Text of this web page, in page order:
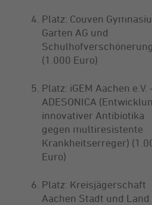
Platz: Couven
Garten AG und
Schulhofverschönerung
(1.000 Euro)
Platz: iGEM Aachen e.V.
ADESONICA
innovativer Antibiotika
gegen multiresistente
Krankheitserreger)
Euro)
Platz: Kreisjägerschaft
Aachen Stadt und Land